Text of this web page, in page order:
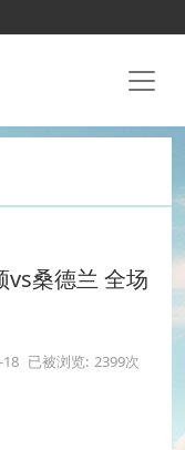
vs桑德兰 全场
18 已被浏览: 2399次